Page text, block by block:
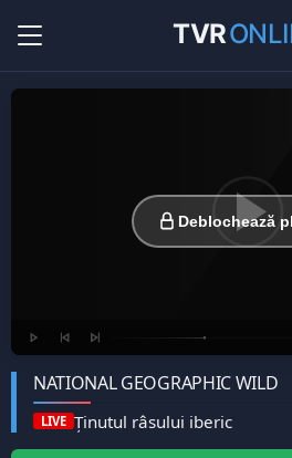
TVR
Deblochează
NATIONAL GEOGRAPHIC WILD
LIVE Ținutul râsului iberic